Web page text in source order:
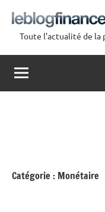
contenu
Le
Blog
Finance
Toute l'actualité de la
Catégorie : Monétaire